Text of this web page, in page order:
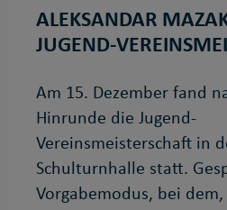
ALEKSANDAR
JUGEND-
Am 15. Dezember fand
Hinrunde die Jugend-
Vereinsmeisterschaft in
Schulturnhalle statt.
Vorgabemodus, bei dem,